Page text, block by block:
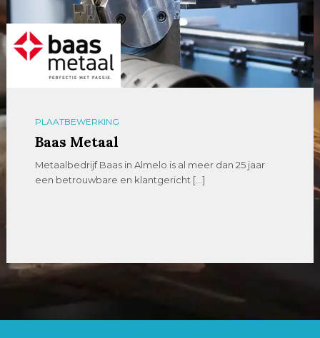
PLAATBEWERKING
Baas Metaal
Metaalbedrijf Baas in Almelo is al meer dan 25 jaar
een betrouwbare en klantgericht […]